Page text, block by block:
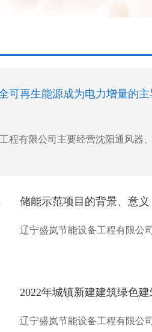
可再生能源成为电力增量的主
程有限公司主要经营沈阳通风器
储能示范项目的背景、意义
辽宁盛岚节能设备工程有限公
2022年城镇新建建筑绿色
辽宁盛岚节能设备工程有限公